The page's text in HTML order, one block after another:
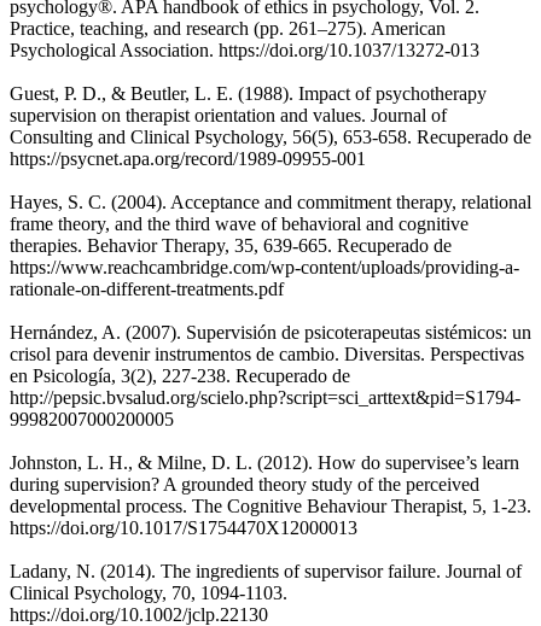
psychology®. APA handbook of ethics in psychology, Vol. 2.
Practice, teaching, and research (pp. 261–275). American
Psychological Association. https://doi.org/10.1037/13272-013
Guest, P. D., & Beutler, L. E. (1988). Impact of psychotherapy
supervision on therapist orientation and values. Journal of
Consulting and Clinical Psychology, 56(5), 653-658. Recuperado de
https://psycnet.apa.org/record/1989-09955-001
Hayes, S. C. (2004). Acceptance and commitment therapy, relational
frame theory, and the third wave of behavioral and cognitive
therapies. Behavior Therapy, 35, 639-665. Recuperado de
https://www.reachcambridge.com/wp-content/uploads/providing-a-
rationale-on-different-treatments.pdf
Hernández, A. (2007). Supervisión de psicoterapeutas sistémicos: un
crisol para devenir instrumentos de cambio. Diversitas. Perspectivas
en Psicología, 3(2), 227-238. Recuperado de
http://pepsic.bvsalud.org/scielo.php?script=sci_arttext&pid=S1794-
99982007000200005
Johnston, L. H., & Milne, D. L. (2012). How do supervisee’s learn
during supervision? A grounded theory study of the perceived
developmental process. The Cognitive Behaviour Therapist, 5, 1-23.
https://doi.org/10.1017/S1754470X12000013
Ladany, N. (2014). The ingredients of supervisor failure. Journal of
Clinical Psychology, 70, 1094-1103.
https://doi.org/10.1002/jclp.22130